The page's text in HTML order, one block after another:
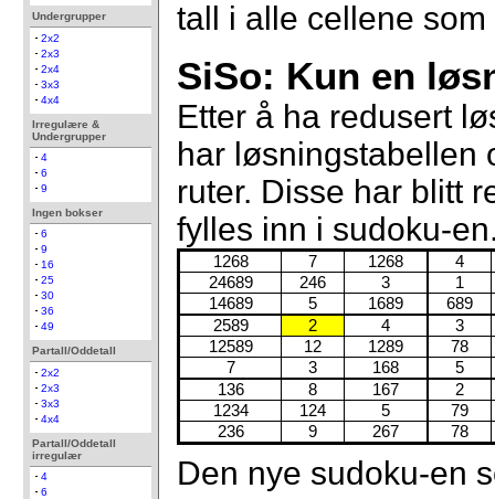
Undergrupper
2x2
2x3
2x4
3x3
4x4
Irregulære &
Undergrupper
4
6
9
Ingen bokser
6
9
16
25
30
36
49
Partall/Oddetall
2x2
2x3
3x3
4x4
Partall/Oddetall
irregulær
4
6
tall i alle cellene
SiSo: Kun en
Etter å ha redusert
har løsningstabellen
ruter. Disse har blitt
fylles inn i sudoku-
1268 7 1268
4
24689
246 3
1
14689
5 1689
689
2589
2 4
3
12589
12 1289
78
7
3 168
5
136
8 167
2
1234
124 5
79
236
9 267 78
Den nye sudoku-en